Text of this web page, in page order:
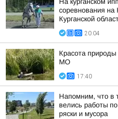
соревнования на
Курганской
20:04
Красота
МО
17:40
Напомним, что в
велись работы
ряски и мусора